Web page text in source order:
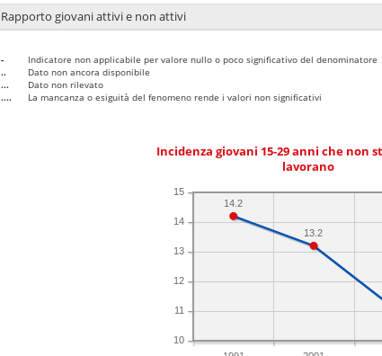
Rapporto giovani attivi e non attivi
-
Indicatore non applicabile per valore nullo o poco significativo del denominatore
..
Dato non ancora disponibile
...
Dato non rilevato
....
La mancanza o esiguità del fenomeno rende i valori non significativi
Incidenza giovani 15-29 anni che non
lavorano
10
11
12
13
14
15
13.2
14.2